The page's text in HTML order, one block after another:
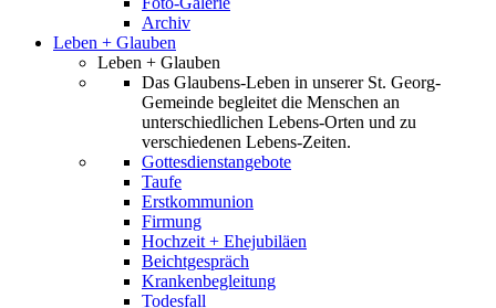
Archiv
Leben + Glauben
Leben + Glauben
Das Glaubens-Leben in unserer St. Georg-
Gemeinde begleitet die Menschen an
unterschiedlichen Lebens-Orten und zu
verschiedenen Lebens-Zeiten.
Gottesdienstangebote
Taufe
Erstkommunion
Firmung
Hochzeit + Ehejubiläen
Beichtgespräch
Krankenbegleitung
Todesfall